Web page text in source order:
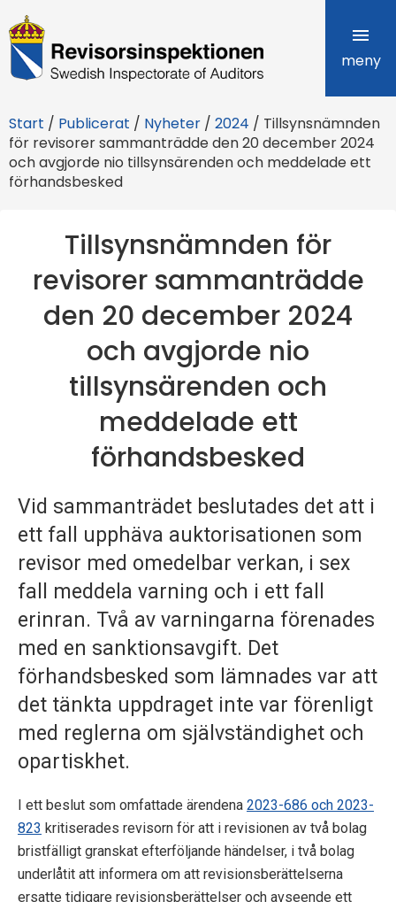
R
e
i
s
k
o
n
e
n
meny
Start / Publicerat / Nyheter / 2024 / Tillsynsnämnden
för revisorer sammanträdde den 20 december 2024
och avgjorde nio tillsynsärenden och meddelade ett
förhandsbesked
Tillsynsnämnden för
revisorer sammanträdde
den 20 december 2024
och avgjorde nio
tillsynsärenden och
meddelade ett
förhandsbesked
Vid sammanträdet beslutades det att i
ett fall upphäva auktorisationen som
revisor med omedelbar verkan, i sex
fall meddela varning och i ett fall
erinran. Två av varningarna förenades
med en sanktionsavgift. Det
förhandsbesked som lämnades var att
det tänkta uppdraget inte var förenligt
med reglerna om självständighet och
opartiskhet.
I ett beslut som omfattade ärendena 2023-686 och 2023-
823 kritiserades revisorn för att i revisionen av två bolag
bristfälligt granskat efterföljande händelser, i två bolag
underlåtit att informera om att revisionsberättelserna
ersatte tidigare revisionsberättelser och avseende ett